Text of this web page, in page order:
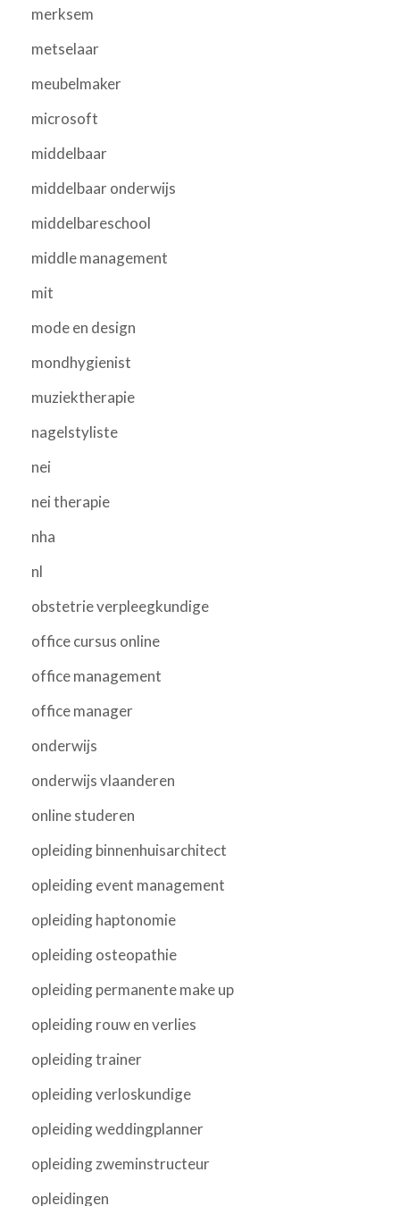
merksem
metselaar
meubelmaker
microsoft
middelbaar
middelbaar onderwijs
middelbareschool
middle management
mit
mode en design
mondhygienist
muziektherapie
nagelstyliste
nei
nei therapie
nha
nl
obstetrie verpleegkundige
office cursus online
office management
office manager
onderwijs
onderwijs vlaanderen
online studeren
opleiding binnenhuisarchitect
opleiding event management
opleiding haptonomie
opleiding osteopathie
opleiding permanente make up
opleiding rouw en verlies
opleiding trainer
opleiding verloskundige
opleiding weddingplanner
opleiding zweminstructeur
opleidingen